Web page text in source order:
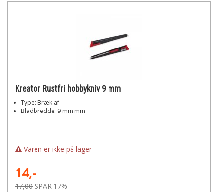
Kreator Rustfri hobbykniv 9 mm
Type: Bræk-af
Bladbredde: 9 mm mm
Varen er ikke på lager
14,-
17,00 SPAR 17%